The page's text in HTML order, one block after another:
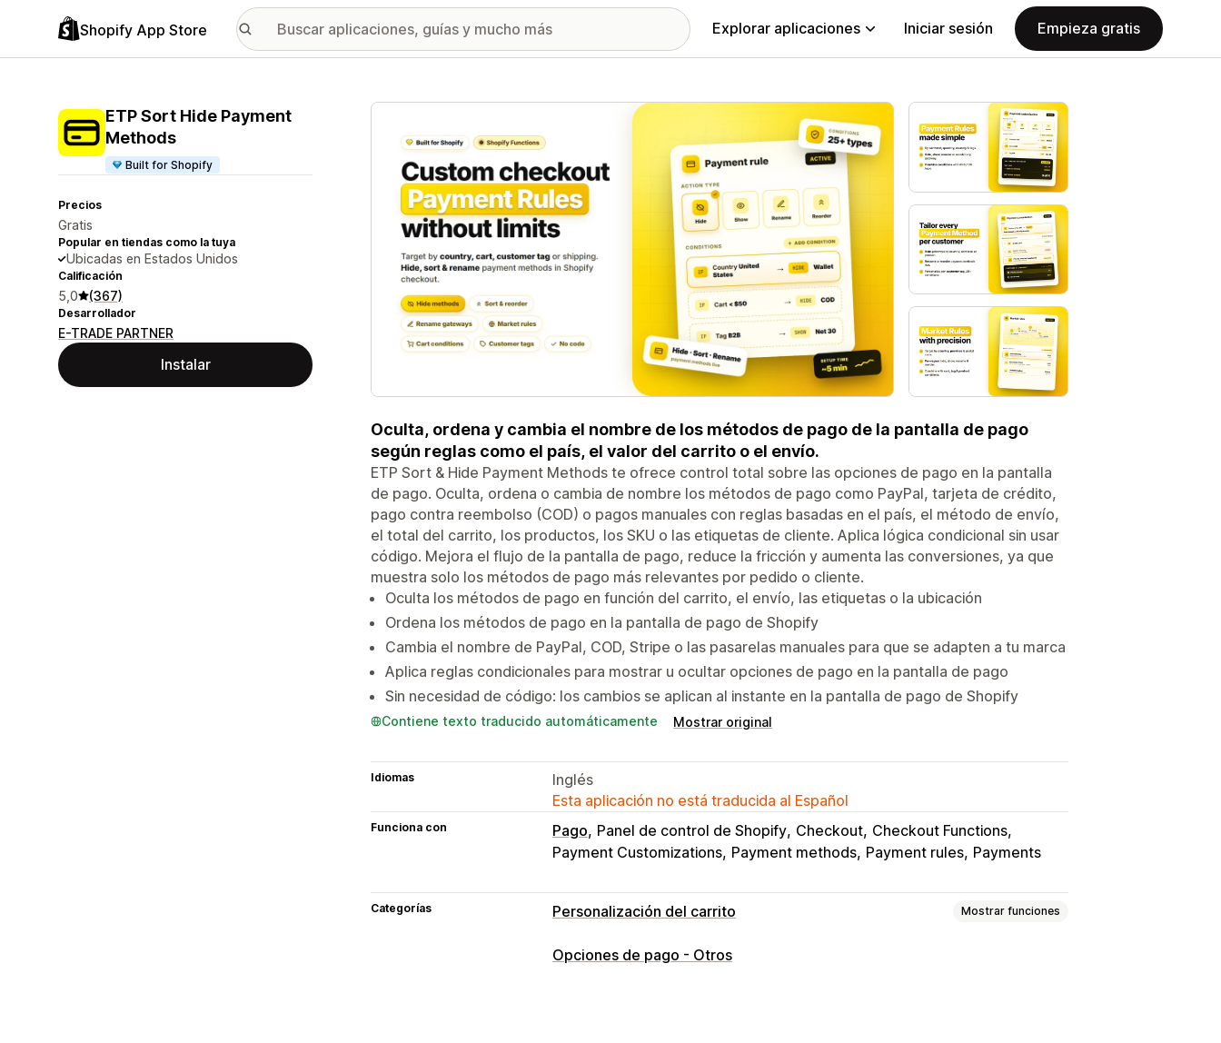
Shopify App Store Explorar aplicaciones Iniciar sesión Empieza gratis
ETP Sort Hide Payment
Methods
Built for Shopify
Precios
Gratis
Popular en tiendas como la tuya
Ubicadas en Estados Unidos
Calificación
5,0 (367)
Desarrollador
E-TRADE PARTNER
Instalar
Galería de imágenes destacadas
Oculta, ordena y cambia el nombre de los métodos de pago de la pantalla de pago
según reglas como el país, el valor del carrito o el envío.
ETP Sort & Hide Payment Methods te ofrece control total sobre las opciones de pago en la pantalla
de pago. Oculta, ordena o cambia de nombre los métodos de pago como PayPal, tarjeta de crédito,
pago contra reembolso (COD) o pagos manuales con reglas basadas en el país, el método de envío,
el total del carrito, los productos, los SKU o las etiquetas de cliente. Aplica lógica condicional sin usar
código. Mejora el flujo de la pantalla de pago, reduce la fricción y aumenta las conversiones, ya que
muestra solo los métodos de pago más relevantes por pedido o cliente.
Oculta los métodos de pago en función del carrito, el envío, las etiquetas o la ubicación
Ordena los métodos de pago en la pantalla de pago de Shopify
Cambia el nombre de PayPal, COD, Stripe o las pasarelas manuales para que se adapten a tu marca
Aplica reglas condicionales para mostrar u ocultar opciones de pago en la pantalla de pago
Sin necesidad de código: los cambios se aplican al instante en la pantalla de pago de Shopify
Contiene texto traducido automáticamente Mostrar original
Idiomas
Inglés
Esta aplicación no está traducida al Español
Funciona con Pago Panel de control de Shopify Checkout Checkout Functions
Payment Customizations Payment methods Payment rules Payments
Categorías Personalización del carrito Mostrar funciones
Visualización de carrito
Opciones de pago - Otros